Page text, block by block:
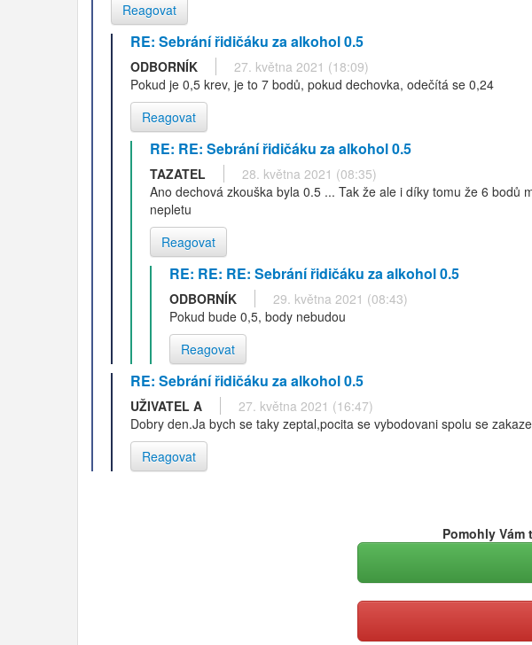
Reagovat
RE: Sebrání řidičáku za alkohol 0.5
ODBORNÍK
27. května 2021 (18:09)
Pokud je 0,5 krev, je to 7 bodů, pokud dechovka, odečítá se 0,24
Reagovat
RE: RE: Sebrání řidičáku za alkohol 0.5
TAZATEL
28. května 2021 (08:35)
Ano dechová zkouška byla 0.5 ... Tak že ale i díky tomu že 6
nepletu
Reagovat
RE: RE: RE: Sebrání řidičáku za alkohol 0.5
ODBORNÍK
29. května 2021 (08:43)
Pokud bude 0,5, body nebudou
Reagovat
RE: Sebrání řidičáku za alkohol 0.5
UŽIVATEL A
27. května 2021 (16:47)
Dobry den.Ja bych se taky zeptal,pocita se vybodovani spolu se
Reagovat
Pomohly